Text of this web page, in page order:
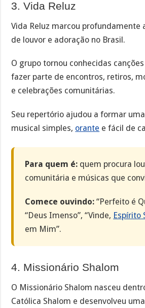
3. Vida Reluz
Vida Reluz marcou profundamente
de louvor e adoração no Brasil.
O grupo tornou conhecidas
fazer parte de encontros, retiros,
e celebrações comunitárias.
Seu repertório ajudou a formar
musical simples, orante e fácil de
Para quem é: quem procura
comunitária e músicas que
Comece ouvindo: “Perfeito é
“Deus Imenso”, “Vinde, Espírito
em Mim”.
4. Missionário Shalom
O Missionário Shalom nasceu
Católica Shalom e desenvolveu